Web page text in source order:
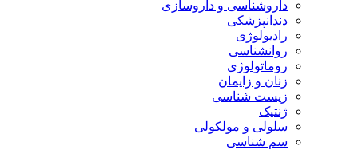
داروشناسی و داروسازی
دندانپزشکی
رادیولوژی
روانشناسی
روماتولوژی
زنان و زایمان
زیست شناسی
ژنتیک
سلولی و مولکولی
سم شناسی